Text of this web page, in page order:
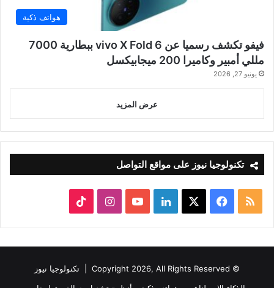
هواتف ذكية
فيفو تكشف رسميا عن vivo X Fold 6 ببطارية 7000
مللي أمبير وكاميرا 200 ميجابيكسل
يونيو 27, 2026
عرض المزيد
تكنولوجيا نيوز على مواقع التواصل
ملخص
الموقع
RSS
فيسبوك لينكدإن‫YouTubeانستقرام
© Copyright 2026, All Rights Reserved |
تكنولوجيا نيوز